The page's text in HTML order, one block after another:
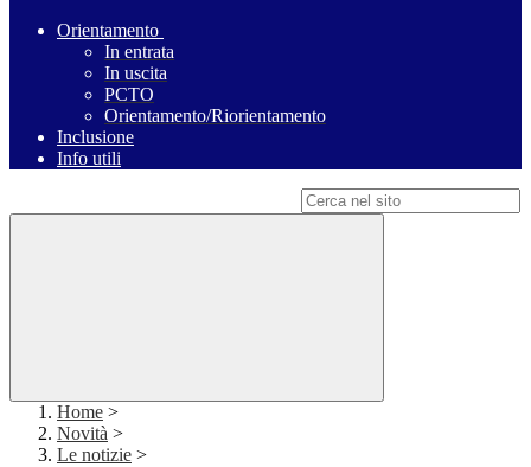
Orientamento
In entrata
In uscita
PCTO
Orientamento/Riorientamento
Inclusione
Info utili
Home >
Novità >
Le notizie >